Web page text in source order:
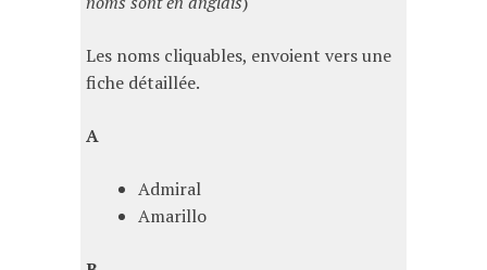
Les noms cliquables, envoient vers une
fiche détaillée.
A
Admiral
Amarillo